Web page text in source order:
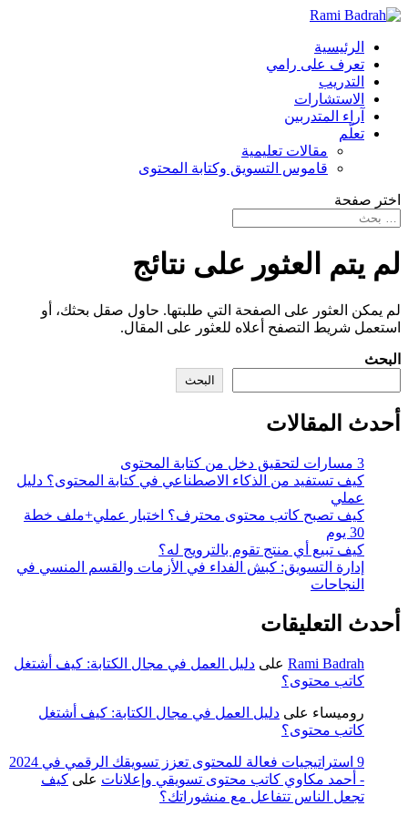
الرئيسية
تعرف على رامي
التدريب
الاستشارات
آراء المتدربين
تعلّم
مقالات تعليمية
قاموس التسويق وكتابة المحتوى
اختر صفحة
لم يتم العثور على نتائج
لم يمكن العثور على الصفحة التي طلبتها. حاول صقل بحثك، أو
استعمل شريط التصفح أعلاه للعثور على المقال.
البحث
البحث
أحدث المقالات
3 مسارات لتحقيق دخل من كتابة المحتوى
كيف تستفيد من الذكاء الاصطناعي في كتابة المحتوى؟ دليل
عملي
كيف تصبح كاتب محتوى محترف؟ اختبار عملي+ملف خطة
30 يوم
كيف تبيع أي منتج تقوم بالترويج له؟
إدارة التسويق: كبش الفداء في الأزمات والقسم المنسي في
النجاحات
أحدث التعليقات
Rami Badrah على دليل العمل في مجال الكتابة: كيف أشتغل
كاتب محتوى؟
روميساء على دليل العمل في مجال الكتابة: كيف أشتغل
كاتب محتوى؟
9 استراتيجيات فعالة للمحتوى تعزز تسويقك الرقمي في 2024
- أحمد مكاوي كاتب محتوى تسويقي وإعلانات على كيف
تجعل الناس تتفاعل مع منشوراتك؟